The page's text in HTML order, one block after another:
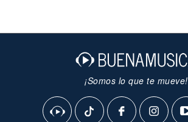
¡Somos lo que te mueve!